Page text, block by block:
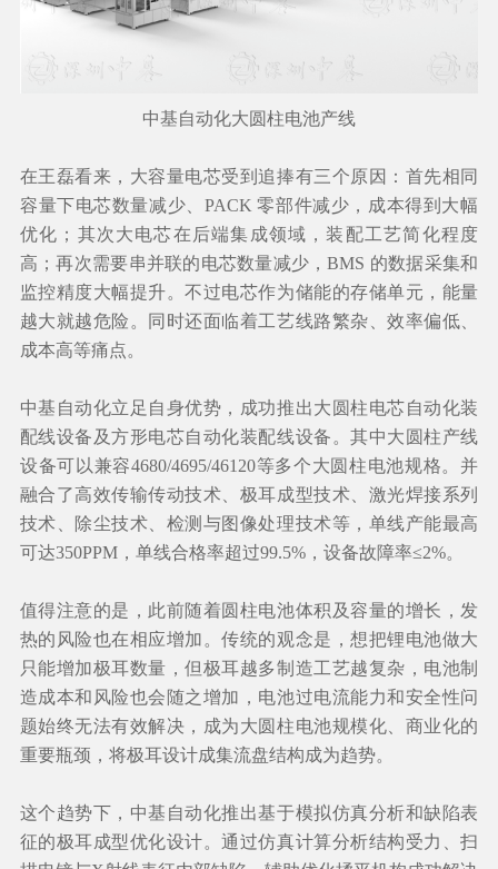
中基自动化大圆柱电池产线
在王磊看来，大容量电芯受到追捧有三个原因：首先相同
容量下电芯数量减少、PACK 零部件减少，成本得到大幅
优化；其次大电芯在后端集成领域，装配工艺简化程度
高；再次需要串并联的电芯数量减少，BMS 的数据采集和
监控精度大幅提升。不过电芯作为储能的存储单元，能量
越大就越危险。同时还面临着工艺线路繁杂、效率偏低、
成本高等痛点。
中基自动化立足自身优势，成功推出大圆柱电芯自动化装
配线设备及方形电芯自动化装配线设备。其中大圆柱产线
设备可以兼容4680/4695/46120等多个大圆柱电池规格。并
融合了高效传输传动技术、极耳成型技术、激光焊接系列
技术、除尘技术、检测与图像处理技术等，单线产能最高
可达350PPM，单线合格率超过99.5%，设备故障率≤2%。
值得注意的是，此前随着圆柱电池体积及容量的增长，发
热的风险也在相应增加。传统的观念是，想把锂电池做大
只能增加极耳数量，但极耳越多制造工艺越复杂，电池制
造成本和风险也会随之增加，电池过电流能力和安全性问
题始终无法有效解决，成为大圆柱电池规模化、商业化的
重要瓶颈，将极耳设计成集流盘结构成为趋势。
这个趋势下，中基自动化推出基于模拟仿真分析和缺陷表
征的极耳成型优化设计。通过仿真计算分析结构受力、扫